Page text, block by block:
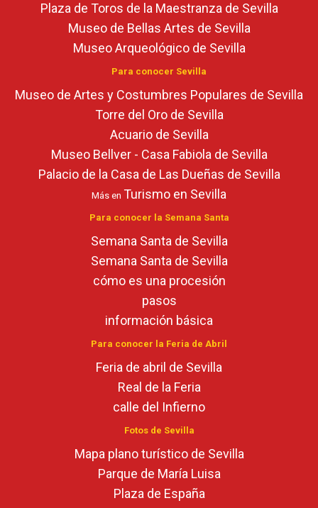
Plaza de Toros de la Maestranza de Sevilla
Museo de Bellas Artes de Sevilla
Museo Arqueológico de Sevilla
Para conocer Sevilla
Museo de Artes y Costumbres Populares de Sevilla
Torre del Oro de Sevilla
Acuario de Sevilla
Museo Bellver - Casa Fabiola de Sevilla
Palacio de la Casa de Las Dueñas de Sevilla
Más en Turismo en Sevilla
Para conocer la Semana Santa
Semana Santa de Sevilla
Semana Santa de Sevilla
cómo es una procesión
pasos
información básica
Para conocer la Feria de Abril
Feria de abril de Sevilla
Real de la Feria
calle del Infierno
Fotos de Sevilla
Mapa plano turístico de Sevilla
Parque de María Luisa
Plaza de España